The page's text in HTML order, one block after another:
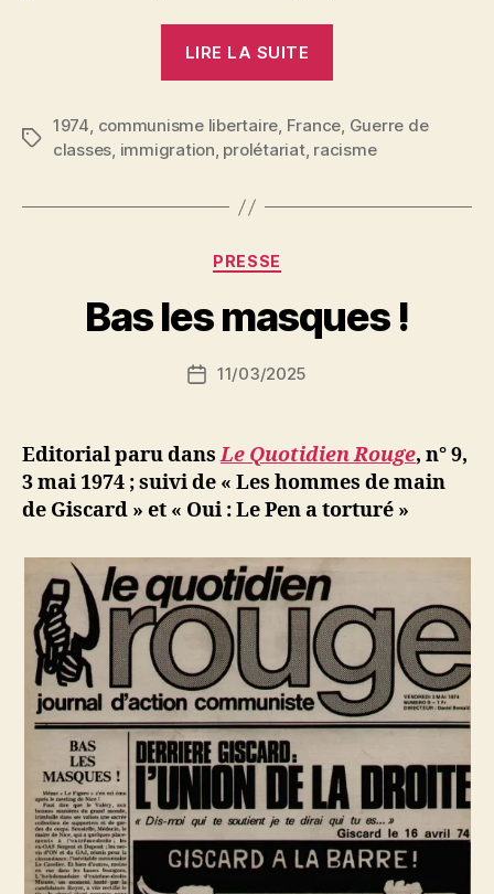
LIRE LA SUITE
auto-
organisation
! »
Étiquettes
1974, communisme libertaire, France, Guerre de
classes, immigration, prolétariat, racisme
Catégories
PRESSE
Bas les masques !
Auteur
de
S
N
ji
b
Date11/03/2025
Editorial paru dansLe QuotidienRouge, n° 9,
3 mai 1974 ; suivi de « Les hommes de main
de Giscard » et « Oui : Le Pen a torturé »